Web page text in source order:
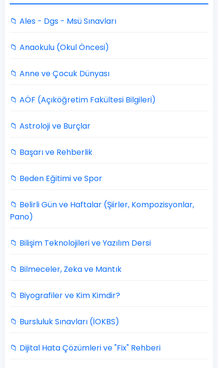
📁 Ales - Dgs - Msü Sınavları
📁 Anaokulu (Okul Öncesi)
📁 Anne ve Çocuk Dünyası
📁 AÖF (Açıköğretim Fakültesi Bilgileri)
📁 Astroloji ve Burçlar
📁 Başarı ve Rehberlik
📁 Beden Eğitimi ve Spor
📁 Belirli Gün ve Haftalar (Şiirler, Kompozisyonlar,
Pano)
📁 Bilişim Teknolojileri ve Yazılım Dersi
📁 Bilmeceler, Zeka ve Mantık
📁 Biyografiler ve Kim Kimdir?
📁 Bursluluk Sınavları (İOKBS)
📁 Dijital Hata Çözümleri ve "Fix" Rehberi